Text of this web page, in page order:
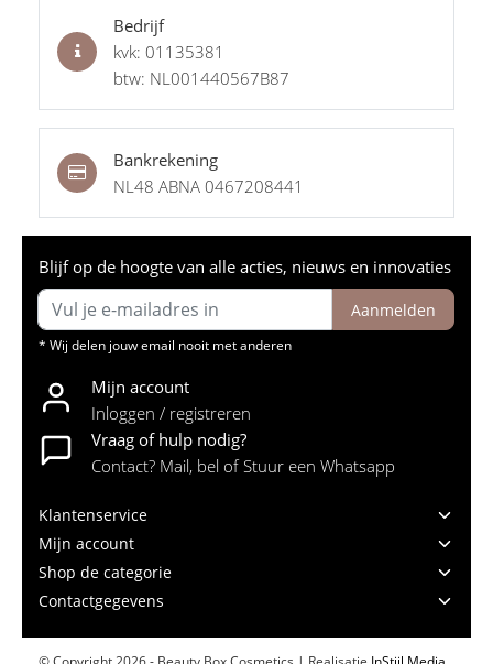
Bedrijf
kvk: 01135381
btw: NL001440567B87
Bankrekening
NL48 ABNA 0467208441
Blijf op de hoogte van alle acties, nieuws en innovaties
Aanmelden
* Wij delen jouw email nooit met anderen
Mijn account
Inloggen / registreren
Vraag of hulp nodig?
Contact? Mail, bel of Stuur een Whatsapp
Klantenservice
Mijn account
Shop de categorie
Contactgegevens